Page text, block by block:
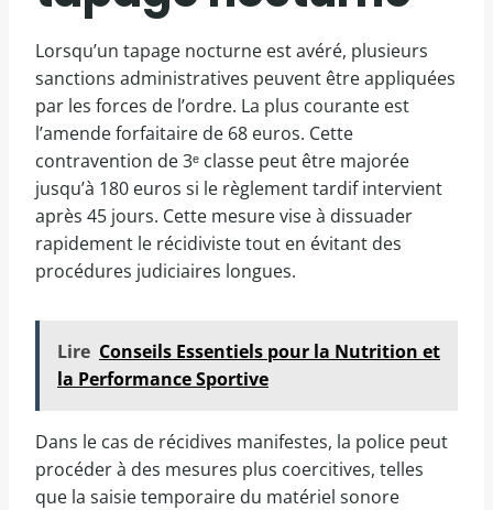
Lorsqu’un tapage nocturne est avéré, plusieurs
sanctions administratives peuvent être appliquées
par les forces de l’ordre. La plus courante est
l’amende forfaitaire de 68 euros. Cette
contravention de 3ᵉ classe peut être majorée
jusqu’à 180 euros si le règlement tardif intervient
après 45 jours. Cette mesure vise à dissuader
rapidement le récidiviste tout en évitant des
procédures judiciaires longues.
Lire Conseils Essentiels pour la Nutrition et
la Performance Sportive
Dans le cas de récidives manifestes, la police peut
procéder à des mesures plus coercitives, telles
que la saisie temporaire du matériel sonore